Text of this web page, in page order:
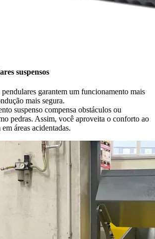
suspensos
garantem um funcionamento mais
mais segura.
suspenso compensa obstáculos ou
pedras. Assim, você aproveita o conforto ao
áreas acidentadas.